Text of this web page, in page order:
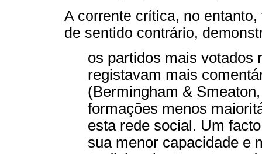
A corrente crítica, no
de sentido contrário,
os partidos mais votados
registavam mais
(Bermingham &
formações menos
esta rede social. Um
sua menor capacidade e